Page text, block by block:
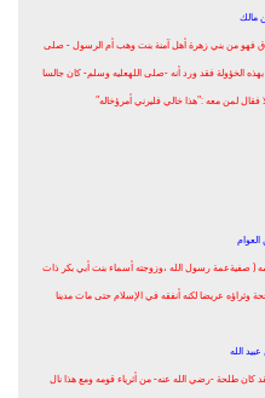
فهو من بني زهرة أهل آمنة بنت وهب أم الرسول - صلى
الخؤولة فقد ورد أنه -صلى اللهعليه وسلم- كان جالسا
لمن معه :"هذا خالي فليرني أمرؤخاله"
( صفيةعمة رسول الله ،وزوجته أسماء بنت أبي بكر ذات
وثراؤه عريضا لكنه أنفقه في الإسلام حتى مات مدينا
كان طلحة -رضي الله عنه- من أثرياء قومه ومع هذا نال